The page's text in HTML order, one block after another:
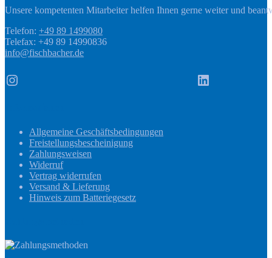
Unsere kompetenten Mitarbeiter helfen Ihnen gerne weiter und
Telefon: +49 89 1499080
Telefax: +49 89 14990836
info@fischbacher.de
Instagram LinkedIn
Allgemeine Geschäftsbedingungen
Freistellungsbescheinigung
Zahlungsweisen
Widerruf
Vertrag widerrufen
Versand & Lieferung
Hinweis zum Batteriegesetz